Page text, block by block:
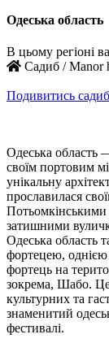
Одеська область
В цьому регіоні
Садиб / Manor
Подивитись
Одеська область
своїм портовим
унікальну
прославилася
Потьомкінськими
затишними
Одеська область
фортецею, однією
фортець на
зокрема, Шабо.
культурних та
знаменитий
фестивалі.